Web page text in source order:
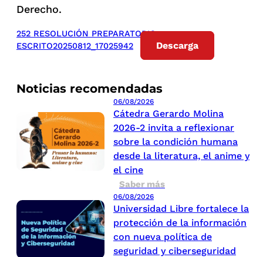
Noticias recomendadas
06/08/2026
Cátedra Gerardo Molina
2026-2 invita a reflexionar
sobre la condición humana
desde la literatura, el anime y
el cine
Saber más
06/08/2026
Universidad Libre fortalece la
protección de la información
con nueva política de
seguridad y ciberseguridad
Derecho.
252 RESOLUCIÓN PREPARATORIO
ESCRITO20250812_17025942
Descarga